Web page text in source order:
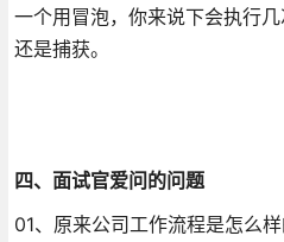
一个用冒泡，你来说下会执行
还是捕获。
四、面试官爱问的问题
01、原来公司工作流程是怎么